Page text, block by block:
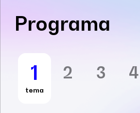
Programa
1
tema
2 3 4